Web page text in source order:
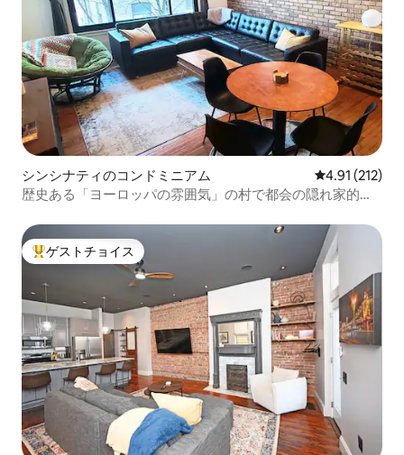
シンシナティのコンドミニアム レビュー212
4.91 (212)
歴史ある「ヨーロッパの雰囲気」の村で都会の隠れ家的な
大好評のゲストチョイスです。
ゲストチョイス